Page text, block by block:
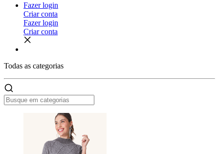
Fazer login
Criar conta
Fazer login
Criar conta
Todas as categorias